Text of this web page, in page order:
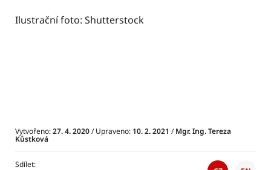
Ilustrační foto: Shutterstock
Vytvořeno:27. 4. 2020/ Upraveno: 10. 2. 2021 /Mgr. Ing. Tereza
Kůstková
Sdílet